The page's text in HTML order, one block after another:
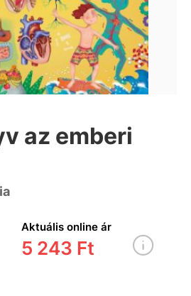
az emberi
Aktuális online ár
5 243 Ft